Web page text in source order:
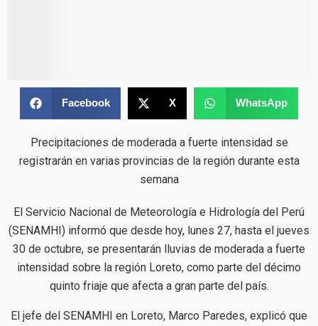
Facebook X WhatsApp
Precipitaciones de moderada a fuerte intensidad se
registrarán en varias provincias de la región durante esta
semana
El Servicio Nacional de Meteorología e Hidrología del Perú
(SENAMHI) informó que desde hoy, lunes 27, hasta el jueves
30 de octubre, se presentarán lluvias de moderada a fuerte
intensidad sobre la región Loreto, como parte del décimo
quinto friaje que afecta a gran parte del país.
El jefe del SENAMHI en Loreto, Marco Paredes, explicó que